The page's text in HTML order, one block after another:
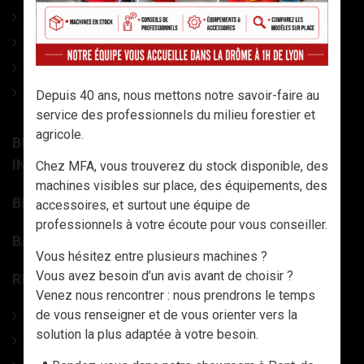
Broyeurs d'accotement
Tondeuses à lames
Broyeurs semi-forestier
Broyeurs grandes cultures
BROYEURS / TONDEUSES À AXE VERTICALE +
INTERCEPS
BROYEURS FORESTIERS
BALAYAGE ET NETTOYAGE AGRICOLE / VOIRIE.
REMORQUE ET GRUES FORESTIÈRES
Ensemble Grues et Remorques forestières
Remorques à bois forestières
Depuis 40 ans, nous mettons notre savoir-faire au
service des professionnels du milieu forestier et
agricole.
Chez MFA, vous trouverez du stock disponible, des
machines visibles sur place, des équipements, des
accessoires, et surtout une équipe de
professionnels à votre écoute pour vous conseiller.
Vous hésitez entre plusieurs machines ?
Vous avez besoin d’un avis avant de choisir ?
Venez nous rencontrer : nous prendrons le temps
de vous renseigner et de vous orienter vers la
solution la plus adaptée à votre besoin.